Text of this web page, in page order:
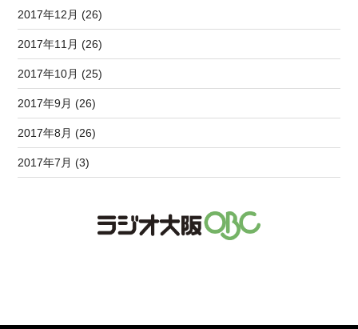
2017年12月 (26)
2017年11月 (26)
2017年10月 (25)
2017年9月 (26)
2017年8月 (26)
2017年7月 (3)